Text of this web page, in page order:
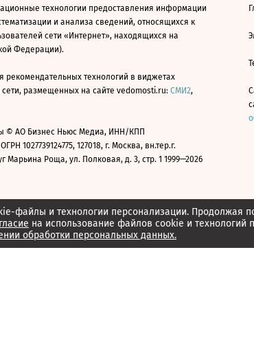
файлы и технологии персонализации. Продолжая
на использование файлов cookie и технологий
обработки персональных данных.
технологии предоставления информации
и анализа сведений, относящихся к
сети «Интернет», находящихся на
Федерации).
рекомендательных технологий в виджетах
размещенных на сайте vedomosti.ru: СМИ2,
© АО Бизнес Ньюс Медиа, ИНН/КПП
1027739124775, 127018, г. Москва, вн.тер.г.
Марьина Роща, ул. Полковая, д. 3, стр. 1 1999—2026